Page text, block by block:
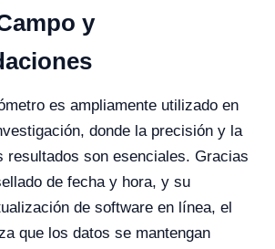
y
es ampliamente utilizado en
donde la precisión y la
resultados son esenciales. Gracias
de fecha y hora, y su
de software en línea, el
que los datos se mantengan